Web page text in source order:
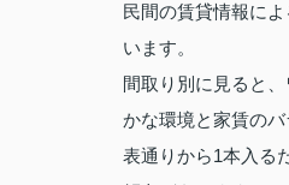
民間の賃貸情報に
います。
間取り別に見ると
かな環境と家賃の
表通りから1本入る